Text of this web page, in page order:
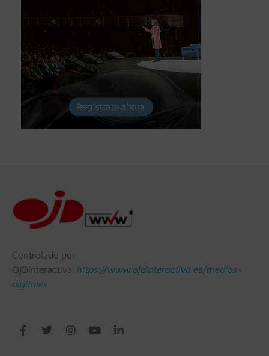
Controlado por
OJDinteractiva: https://www.ojdinteractiva.es/medios-
digitales